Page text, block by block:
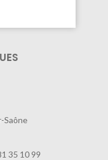
Saône
35 10 99